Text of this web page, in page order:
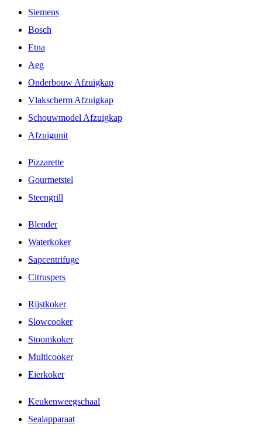
Siemens
Bosch
Etna
Aeg
Onderbouw Afzuigkap
Vlakscherm Afzuigkap
Schouwmodel Afzuigkap
Afzuigunit
Pizzarette
Gourmetstel
Steengrill
Blender
Waterkoker
Sapcentrifuge
Citruspers
Rijstkoker
Slowcooker
Stoomkoker
Multicooker
Eierkoker
Keukenweegschaal
Sealapparaat